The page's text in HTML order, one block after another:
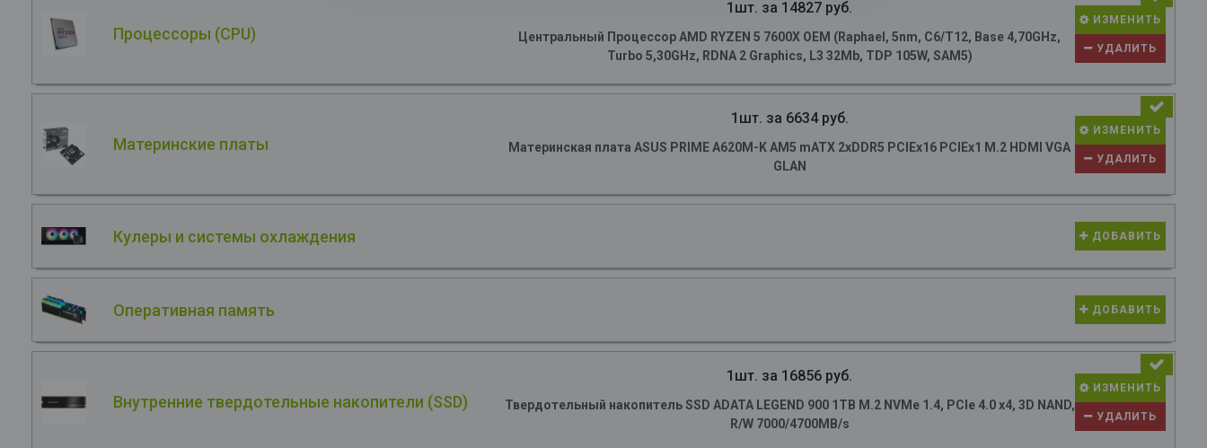
Процессоры (CPU)
1шт. за 14827 руб.
Центральный Процессор AMD RYZEN 5 7600X OEM (Raphael, 5nm, C6/T12, Base 4,70GHz,
Turbo 5,30GHz, RDNA 2 Graphics, L3 32Mb, TDP 105W, SAM5)
ИЗМЕНИТЬ
УДАЛИТЬ
Материнские платы
1шт. за 6634 руб.
Материнская плата ASUS PRIME A620M-K AM5 mATX 2xDDR5 PCIEx16 PCIEx1 M.2 HDMI VGA
GLAN
ИЗМЕНИТЬ
УДАЛИТЬ
Кулеры и системы охлаждения ДОБАВИТЬ
Оперативная память ДОБАВИТЬ
Внутренние твердотельные накопители (SSD)
1шт. за 16856 руб.
Твердотельный накопитель SSD ADATA LEGEND 900 1TB M.2 NVMe 1.4, PCIe 4.0 x4, 3D NAND,
R/W 7000/4700MB/s
ИЗМЕНИТЬ
УДАЛИТЬ